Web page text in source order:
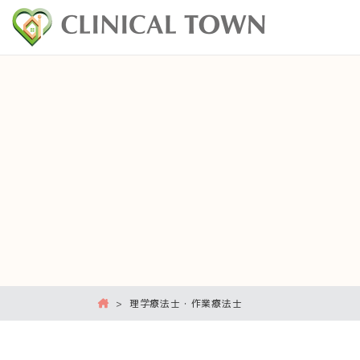
> 理学療法士・作業療法士